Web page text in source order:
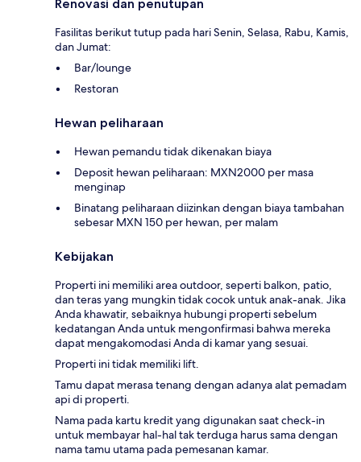
Renovasi dan penutupan
Fasilitas berikut tutup pada hari Senin, Selasa, Rabu, Kamis,
dan Jumat:
Bar/lounge
Restoran
Hewan peliharaan
Hewan pemandu tidak dikenakan biaya
Deposit hewan peliharaan: MXN2000 per masa
menginap
Binatang peliharaan diizinkan dengan biaya tambahan
sebesar MXN 150 per hewan, per malam
Kebijakan
Properti ini memiliki area outdoor, seperti balkon, patio,
dan teras yang mungkin tidak cocok untuk anak-anak. Jika
Anda khawatir, sebaiknya hubungi properti sebelum
kedatangan Anda untuk mengonfirmasi bahwa mereka
dapat mengakomodasi Anda di kamar yang sesuai.
Properti ini tidak memiliki lift.
Tamu dapat merasa tenang dengan adanya alat pemadam
api di properti.
Nama pada kartu kredit yang digunakan saat check-in
untuk membayar hal-hal tak terduga harus sama dengan
nama tamu utama pada pemesanan kamar.